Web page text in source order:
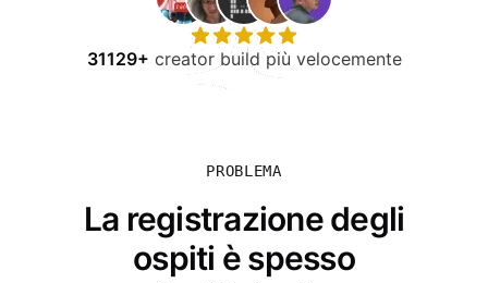
31129+ creator build più velocemente
PROBLEMA
La registrazione degli
ospiti è spesso